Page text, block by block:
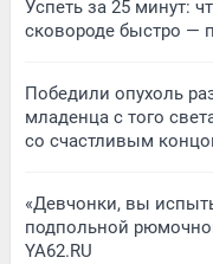
Успеть за 25 минут:
сковороде быстро —
Победили опухоль
младенца с того
со счастливым
«Девчонки, вы
подпольной
YA62.RU